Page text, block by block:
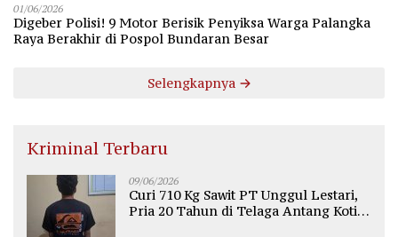
01/06/2026
Digeber Polisi! 9 Motor Berisik Penyiksa Warga Palangka
Raya Berakhir di Pospol Bundaran Besar
Selengkapnya
Kriminal Terbaru
09/06/2026
Curi 710 Kg Sawit PT Unggul Lestari,
Pria 20 Tahun di Telaga Antang Kotim